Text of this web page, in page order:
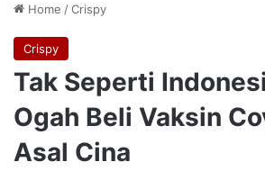
Home /Crispy
Crispy
Tak Seperti
Ogah Beli Vaksin
Asal Cina